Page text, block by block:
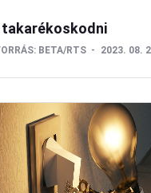
takarékoskodni
BETA/RTS 2023. 08.